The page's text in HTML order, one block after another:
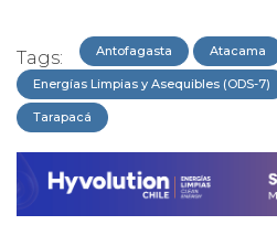
Tags: Antofagasta Atacama
Energías Limpias y Asequibles (ODS-7)
Tarapacá